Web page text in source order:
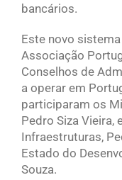
bancários.
Este novo
Associação
Conselhos de
a operar em
participaram os
Pedro Siza Vieira,
Infraestruturas,
Estado do
Souza.